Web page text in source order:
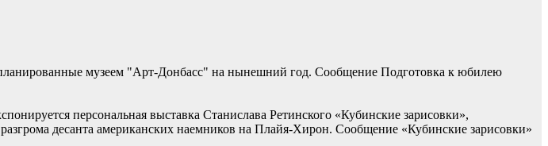
музеем "Арт-Донбасс" на нынешний год. Сообщение Подготовка к юбилею
персональная выставка Станислава Ретинского «Кубинские зарисовки»,
десанта американских наемников на Плайя-Хирон. Сообщение «Кубинские зарисовки»